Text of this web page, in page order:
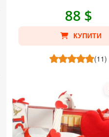
88 $
КУПИТИ
(11)